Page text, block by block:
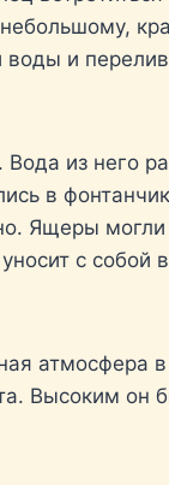
и
из него
в
Ящеры
с
атмосфера
Высоким он